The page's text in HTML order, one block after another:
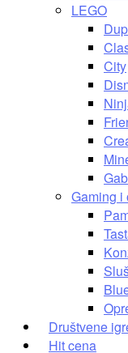
LEGO
City
Gaming i
Društvene
Hit cena